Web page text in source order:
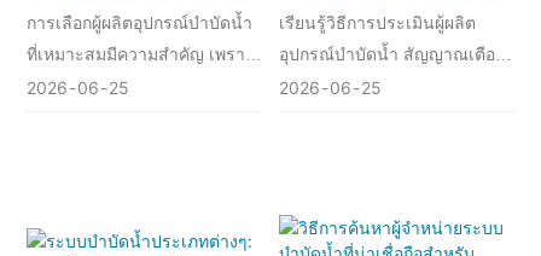
ผลิตมีอะไรบ้าง?
การเลือกผู้ผลิตอุปกรณ์บำบัดน้ำ
ที่เหมาะสมมีความสำคัญ เพราะ
พวกเขาเข้าใจกระบวนการต่างๆ
2026 06 25
น้ำ
เรียนรู้วิธีการประเมินผู้ผลิต
อุปกรณ์บำบัดน้ำ สัญญาณเตือน
ที่ควรระวัง และวิธีการหา
2026 06 25